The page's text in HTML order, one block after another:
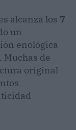
alcanza los 7
un
enológica
de
original